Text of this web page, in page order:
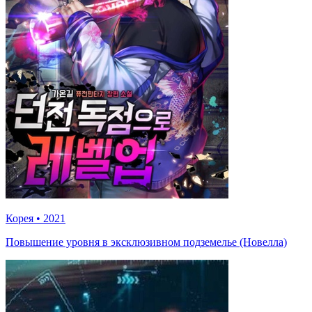
Корея • 2021
Повышение уровня в эксклюзивном подземелье (Новелла)